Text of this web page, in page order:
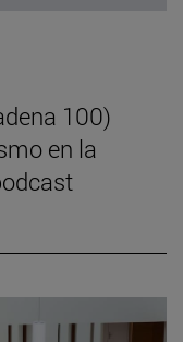
100)
en la